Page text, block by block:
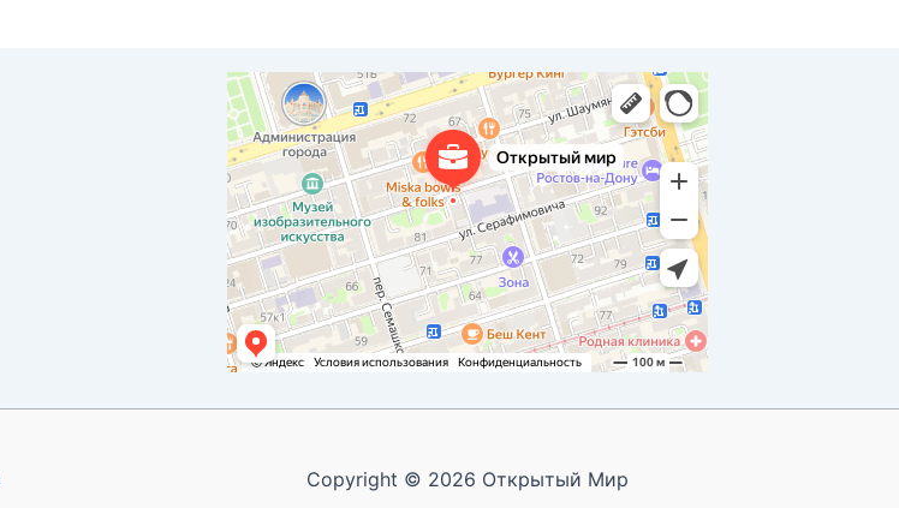
Открытый мир
Бюро переводов в Ростове‑на‑Дону
Copyright © 2026 Открытый Мир